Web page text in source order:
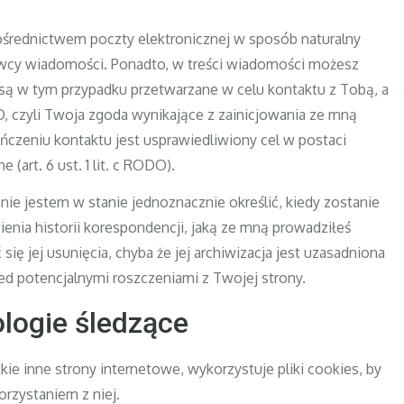
poczty elektronicznej w sposób naturalny
wiadomości. Ponadto, w treści wiadomości możesz
w tym przypadku przetwarzane w celu kontaktu z Tobą, a
czyli Twoja zgoda wynikające z zainicjowania ze mną
kontaktu jest usprawiedliwiony cel w postaci
(art. 6 ust. 1 lit. c RODO).
jestem w stanie jednoznacznie określić, kiedy zostanie
historii korespondencji, jaką ze mną prowadziłeś
jej usunięcia, chyba że jej archiwizacja jest uzasadniona
potencjalnymi roszczeniami z Twojej strony.
śledzące
inne strony internetowe, wykorzystuje pliki cookies, by
z niej.